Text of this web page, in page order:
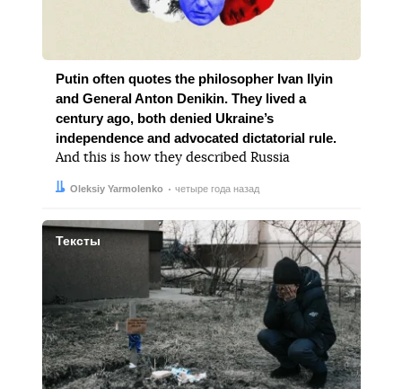
Putin often quotes the philosopher Ivan Ilyin
and General Anton Denikin. They lived a
century ago, both denied Ukraine’s
independence and advocated dictatorial rule.
And this is how they described Russia
Автор:
Oleksiy Yarmolenko
Дата: четыре года назад
Тексты